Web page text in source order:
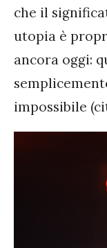
che il
utopia è
ancora oggi:
impossibile